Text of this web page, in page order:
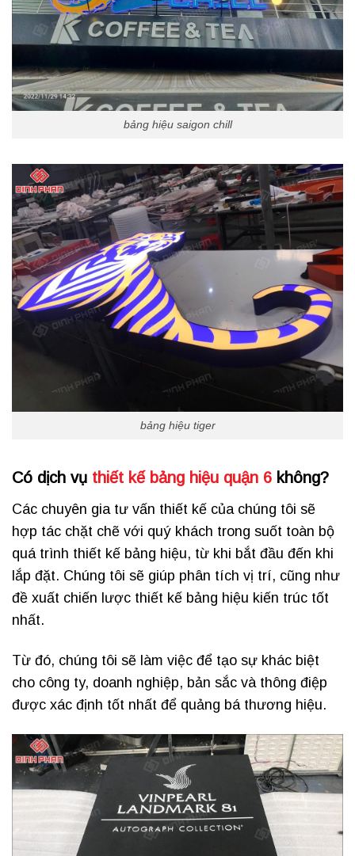
bảng hiệu saigon chill
bảng hiệu tiger
Có dịch vụ thiết kế bảng hiệu quận 6 không?
Các chuyên gia tư vấn thiết kế của chúng tôi sẽ
hợp tác chặt chẽ với quý khách trong suốt toàn bộ
quá trình thiết kế bảng hiệu, từ khi bắt đầu đến khi
lắp đặt. Chúng tôi sẽ giúp phân tích vị trí, cũng như
đề xuất chiến lược thiết kế bảng hiệu kiến ​​trúc tốt
nhất.
Từ đó, chúng tôi sẽ làm việc để tạo sự khác biệt
cho công ty, doanh nghiệp, bản sắc và thông điệp
được xác định tốt nhất để quảng bá thương hiệu.